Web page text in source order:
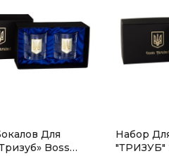
Для
Boss
Набор
"ТРИЗУБ"